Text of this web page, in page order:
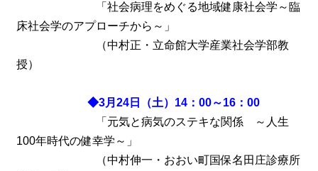
「社会病理をめぐる地域健康社会学～臨
床社会学のアプローチから～」
（中村正・立命館大学産業社会学部教
授）
◆3月24日（土）14：00～16：00
「元気と病気のステキな関係 ～人生
100年時代の健幸学～」
（中村伸一・おおい町国保名田庄診療所